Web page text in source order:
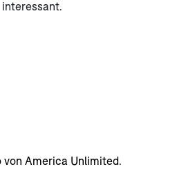
interessant.
von America Unlimited.